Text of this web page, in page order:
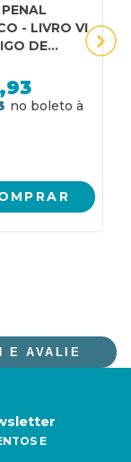
- LIVRO VI
DE
E AVALIE
E